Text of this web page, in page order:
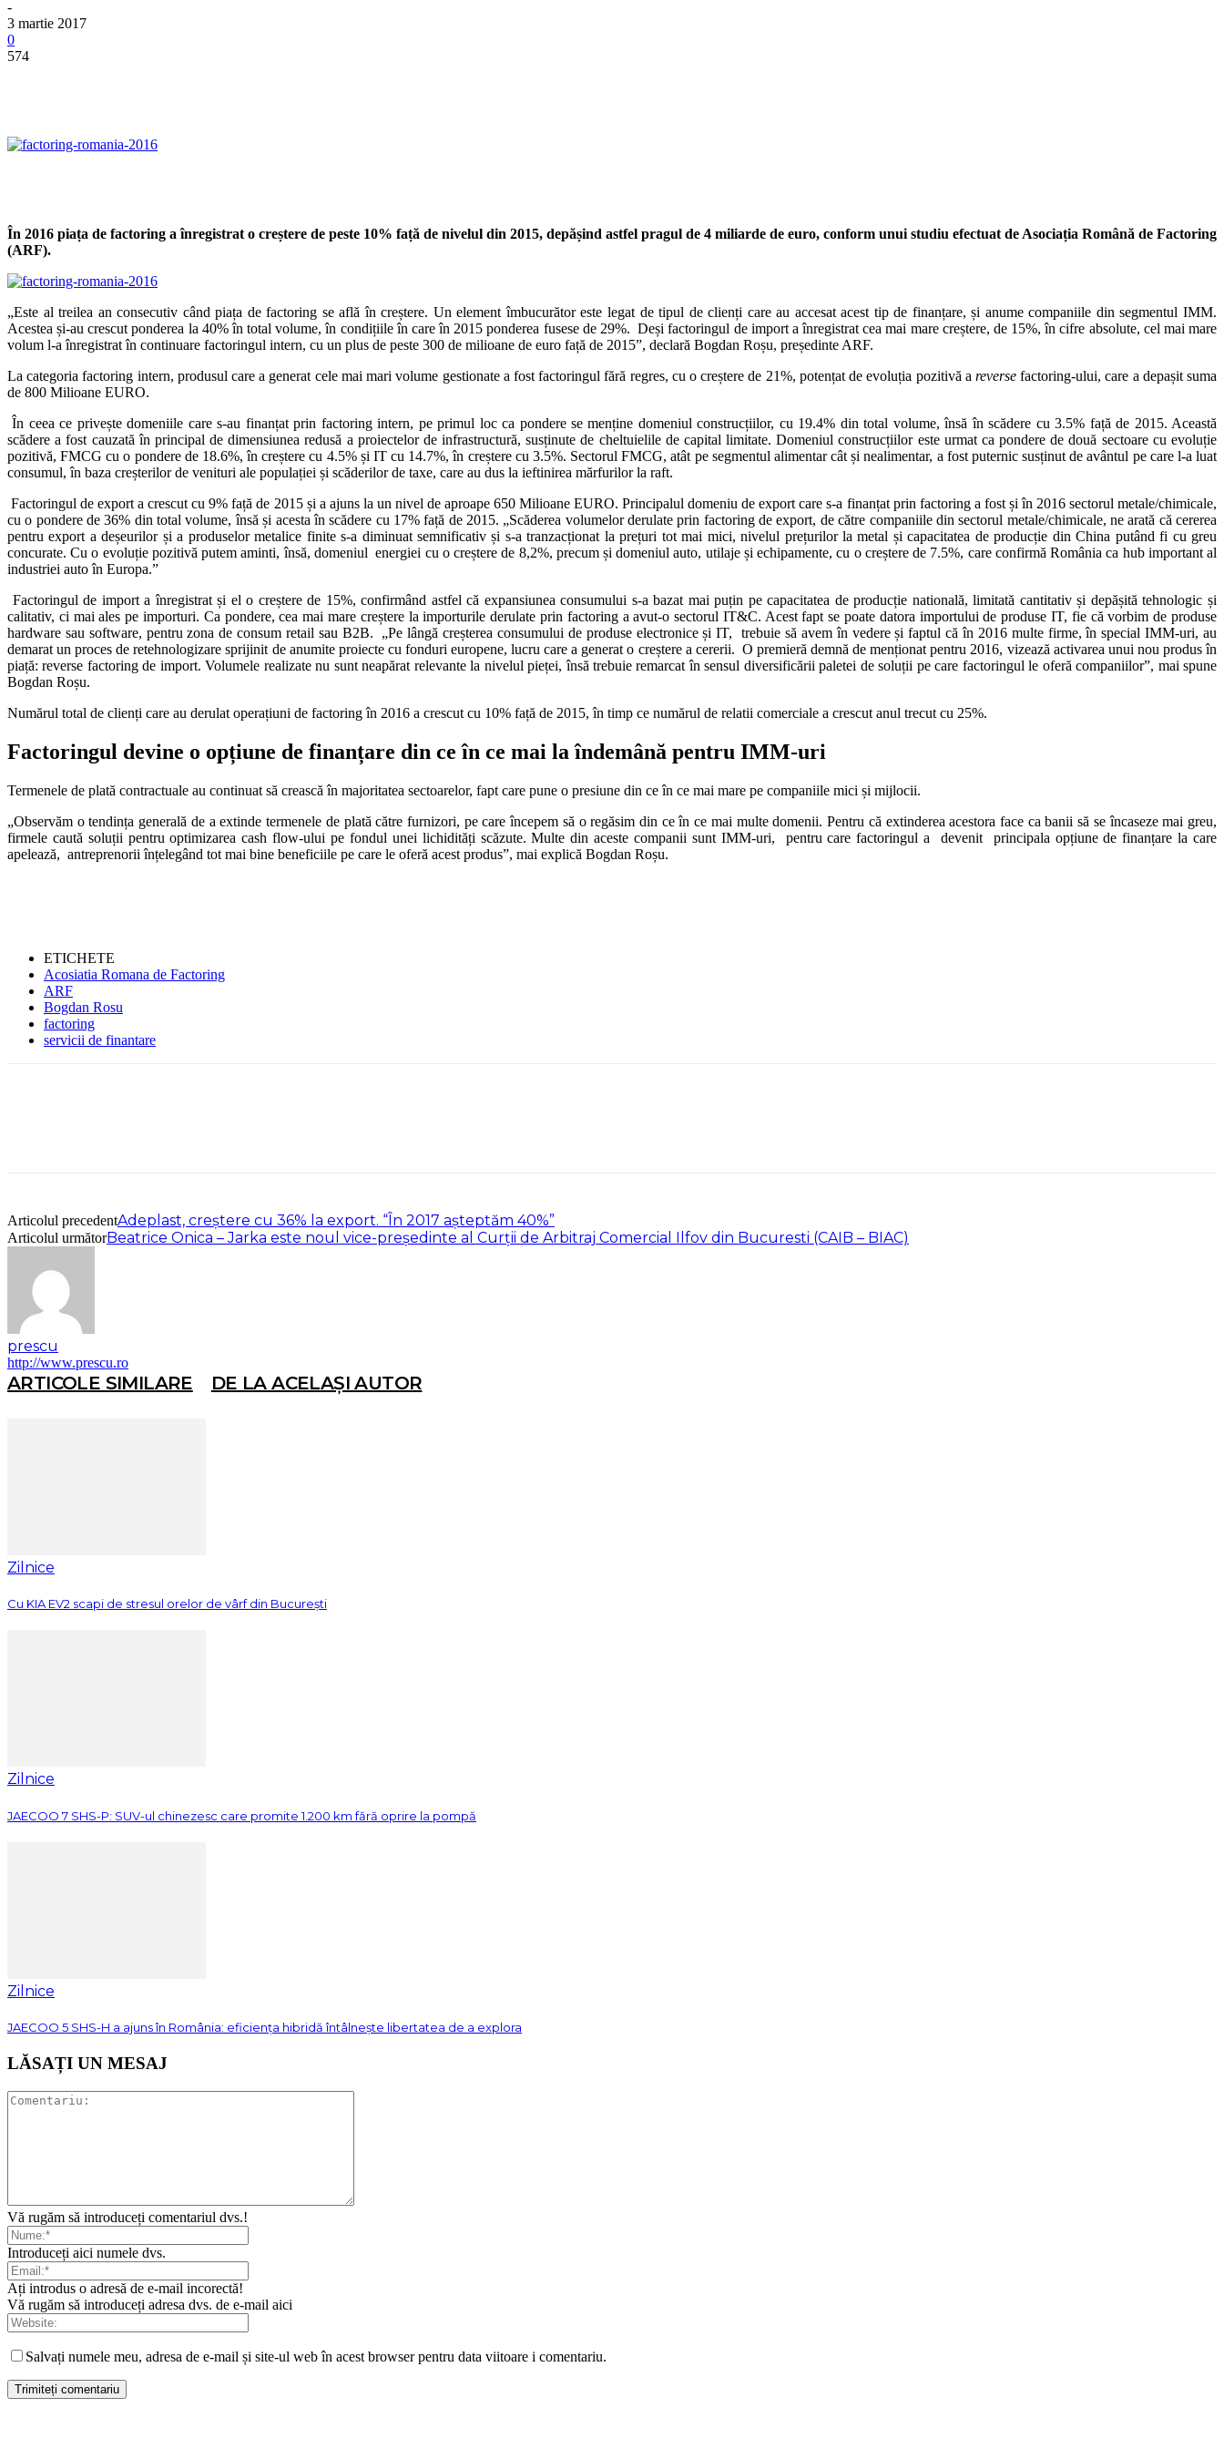
-
3 martie 2017
0
574
În 2016 piața de factoring a înregistrat o creștere de peste 10% față de nivelul din 2015, depășind astfel pragul de 4 miliarde de euro, conform unui studiu efectuat de Asociația Română de Factoring
(ARF).
„Este al treilea an consecutiv când piața de factoring se află în creștere. Un element îmbucurător este legat de tipul de clienți care au accesat acest tip de finanțare, și anume companiile din segmentul IMM.
Acestea și-au crescut ponderea la 40% în total volume, în condițiile în care în 2015 ponderea fusese de 29%. Deși factoringul de import a înregistrat cea mai mare creștere, de 15%, în cifre absolute, cel mai mare
volum l-a înregistrat în continuare factoringul intern, cu un plus de peste 300 de milioane de euro față de 2015”, declară Bogdan Roșu, președinte ARF.
La categoria factoring intern, produsul care a generat cele mai mari volume gestionate a fost factoringul fără regres, cu o creștere de 21%, potențat de evoluția pozitivă a reversefactoring-ului, care a depașit suma
de 800 Milioane EURO.
În ceea ce privește domeniile care s-au finanțat prin factoring intern, pe primul loc ca pondere se menține domeniul construcțiilor, cu 19.4% din total volume, însă în scădere cu 3.5% față de 2015. Această
scădere a fost cauzată în principal de dimensiunea redusă a proiectelor de infrastructură, susținute de cheltuielile de capital limitate. Domeniul construcțiilor este urmat ca pondere de două sectoare cu evoluție
pozitivă, FMCG cu o pondere de 18.6%, în creștere cu 4.5% și IT cu 14.7%, în creștere cu 3.5%. Sectorul FMCG, atât pe segmentul alimentar cât și nealimentar, a fost puternic susținut de avântul pe care l-a luat
consumul, în baza creșterilor de venituri ale populației și scăderilor de taxe, care au dus la ieftinirea mărfurilor la raft.
Factoringul de export a crescut cu 9% față de 2015 și a ajuns la un nivel de aproape 650 Milioane EURO. Principalul domeniu de export care s-a finanțat prin factoring a fost și în 2016 sectorul metale/chimicale,
cu o pondere de 36% din total volume, însă și acesta în scădere cu 17% față de 2015. „Scăderea volumelor derulate prin factoring de export, de către companiile din sectorul metale/chimicale, ne arată că cererea
pentru export a deșeurilor și a produselor metalice finite s-a diminuat semnificativ și s-a tranzacționat la prețuri tot mai mici, nivelul prețurilor la metal și capacitatea de producție din China putând fi cu greu
concurate. Cu o evoluție pozitivă putem aminti, însă, domeniul energiei cu o creștere de 8,2%, precum și domeniul auto, utilaje și echipamente, cu o creștere de 7.5%, care confirmă România ca hub important al
industriei auto în Europa.”
Factoringul de import a înregistrat și el o creștere de 15%, confirmând astfel că expansiunea consumului s-a bazat mai puțin pe capacitatea de producție natională, limitată cantitativ și depășită tehnologic și
calitativ, ci mai ales pe importuri. Ca pondere, cea mai mare creștere la importurile derulate prin factoring a avut-o sectorul IT&C. Acest fapt se poate datora importului de produse IT, fie că vorbim de produse
hardware sau software, pentru zona de consum retail sau B2B. „Pe lângă creșterea consumului de produse electronice și IT, trebuie să avem în vedere și faptul că în 2016 multe firme, în special IMM-uri, au
demarat un proces de retehnologizare sprijinit de anumite proiecte cu fonduri europene, lucru care a generat o creștere a cererii. O premieră demnă de menționat pentru 2016, vizează activarea unui nou produs în
piață: reverse factoring de import. Volumele realizate nu sunt neapărat relevante la nivelul pieței, însă trebuie remarcat în sensul diversificării paletei de soluții pe care factoringul le oferă companiilor”, mai spune
Bogdan Roșu.
Numărul total de clienți care au derulat operațiuni de factoring în 2016 a crescut cu 10% față de 2015, în timp ce numărul de relatii comerciale a crescut anul trecut cu 25%.
Factoringul devine o opțiune de finanțare din ce în ce mai la îndemână pentru IMM-uri
Termenele de plată contractuale au continuat să crească în majoritatea sectoarelor, fapt care pune o presiune din ce în ce mai mare pe companiile mici și mijlocii.
„Observăm o tendința generală de a extinde termenele de plată către furnizori, pe care începem să o regăsim din ce în ce mai multe domenii. Pentru că extinderea acestora face ca banii să se încaseze mai greu,
firmele caută soluții pentru optimizarea cash flow-ului pe fondul unei lichidități scăzute. Multe din aceste companii sunt IMM-uri, pentru care factoringul a devenit principala opțiune de finanțare la care
apelează, antreprenorii înțelegând tot mai bine beneficiile pe care le oferă acest produs”, mai explică Bogdan Roșu.
ETICHETE
Acosiatia Romana de Factoring
ARF
Bogdan Rosu
factoring
servicii de finantare
Articolul precedentAdeplast, creștere cu 36% la export. “În 2017 așteptăm 40%”
Articolul următorBeatrice Onica – Jarka este noul vice-președinte al Curții de Arbitraj Comercial Ilfov din Bucuresti (CAIB – BIAC)
prescu
http://www.prescu.ro
ARTICOLE SIMILARE DE LA ACELAȘI AUTOR
Zilnice
Cu KIA EV2 scapi de stresul orelor de vârf din București
Zilnice
JAECOO 7 SHS-P: SUV-ul chinezesc care promite 1.200 km fără oprire la pompă
Zilnice
JAECOO 5 SHS-H a ajuns în România: eficiența hibridă întâlnește libertatea de a explora
LĂSAȚI UN MESAJ
Vă rugăm să introduceți comentariul dvs.!
Introduceți aici numele dvs.
Ați introdus o adresă de e-mail incorectă!
Vă rugăm să introduceți adresa dvs. de e-mail aici
Salvați numele meu, adresa de e-mail și site-ul web în acest browser pentru data viitoare i comentariu.